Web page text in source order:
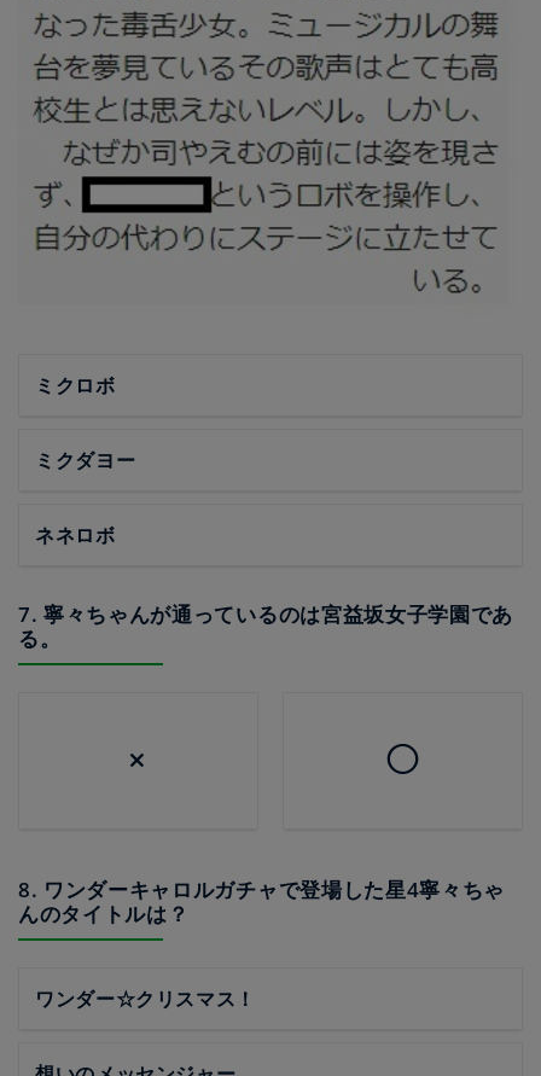
ミクロボ
ミクダヨー
ネネロボ
7. 寧々ちゃんが通っているのは宮益坂女子学園であ
る。
× ◯
8. ワンダーキャロルガチャで登場した星4寧々ちゃ
んのタイトルは？
ワンダー☆クリスマス！